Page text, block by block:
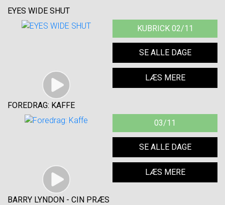
EYES WIDE SHUT
KUBRICK 02/11
SE ALLE DAGE
LÆS MERE
FOREDRAG: KAFFE
03/11
SE ALLE DAGE
LÆS MERE
BARRY LYNDON - CIN PRÆS